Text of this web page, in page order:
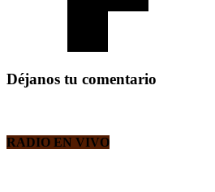
Déjanos tu comentario
RADIO EN VIVO